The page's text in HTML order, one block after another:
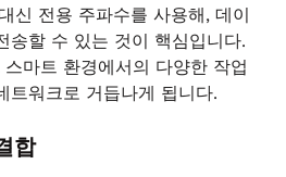
신 전용 주파수를 사용해, 데이
송할 수 있는 것이 핵심입니다.
마트 환경에서의 다양한 작업
트워크로 거듭나게 됩니다.
합